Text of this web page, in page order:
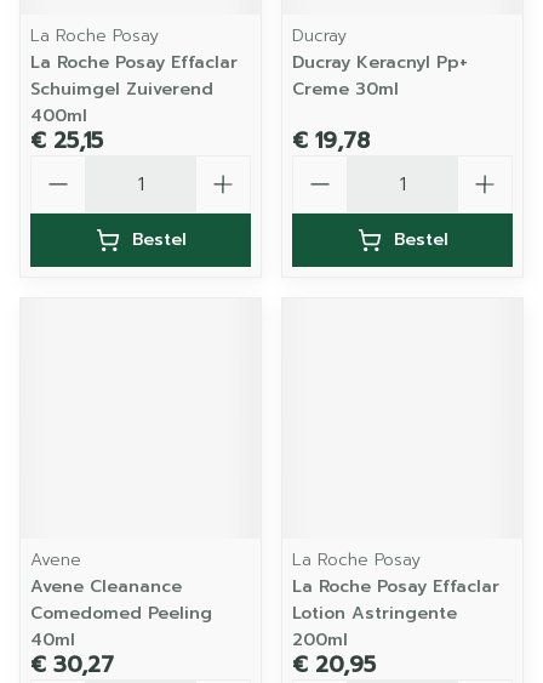
La Roche Posay
La Roche Posay Effaclar
Schuimgel Zuiverend
400ml
€ 25,15
Bestel
Ducray
Ducray Keracnyl Pp+
Creme 30ml
€ 19,78
Bestel
Avene
Avene Cleanance
Comedomed Peeling
40ml
€ 30,27
La Roche Posay
La Roche Posay Effaclar
Lotion Astringente
200ml
€ 20,95